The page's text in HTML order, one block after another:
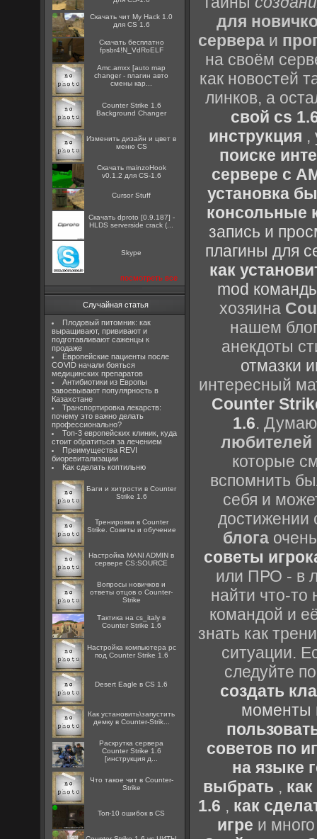
Скачать чит My Hack 1.0
для CS 1.6
Скачать бесплатно
fpsbr4!N_VdRoELF
Amc.amxx [auto map
changer - плагин авто
смены кар...
Counter Strike 1.6
Background Changer
Изменить дизайн и цвет в
меню CS
Скачать mainzoHook
v0.1.2 для CS-1.6
Cursor Stuff
Скачать dproto [0.9.187] -
HLDS serverside crack (...
Skype
посмотреть все
Случайная статья
Плодовый питомник: как
выращивают, прививают и
подготавливают саженцы к
продаже
Европейские пациенты после
COVID начали бояться
медицинских препаратов
Антибиотики из Европы
завоевывают популярность в
Казахстане
Транспортировка лекарств:
почему это важно делать
профессионально?
Топ-3 европейских клиник, куда
стоит обратиться за лечением
Преимущества REVI
биоревитализации
Как сделать коптильню
Баги и хитрости в Counter
Strike 1.6
Тренировки в Counter
Strike. Советы и обучение
Настройка MANI ADMIN в
сервере CS:SOURCE
Вопросы новичков и
ответы отцов о Counter-
Strike
Тактика на cs_italy в
Counter Strike 1.6
Настройка компьютера pc
под Counter Strike 1.6
Desert Eagle в CS 1.6
Как установить\запустить
демку в Counter-Strik...
Раскрутка сервера
Counter Strike 1.6
[инструкция д...
Что такое чит в Counter-
Strike
Топ-10 ошибок в CS
для
сервера и
на своём
как новостей
линков, а
свой cs
инструкция ,
поиске
сервере с
установка
консольные
запись и
плагины для
как
mod
хозяина
нашем
анекдоты
отмазки
интересный
Counter
1.6. Думаю
любителей
которые
вспомнить
себя и
достижении
блога
советы
или ПРО - в
найти что-то
командой и
знать как
ситуации.
следуйте
создать
моменты
советов по
на языке
выбрать ,
1.6 , как
игре и